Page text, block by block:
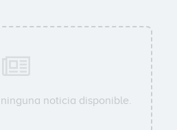
noticia disponible.